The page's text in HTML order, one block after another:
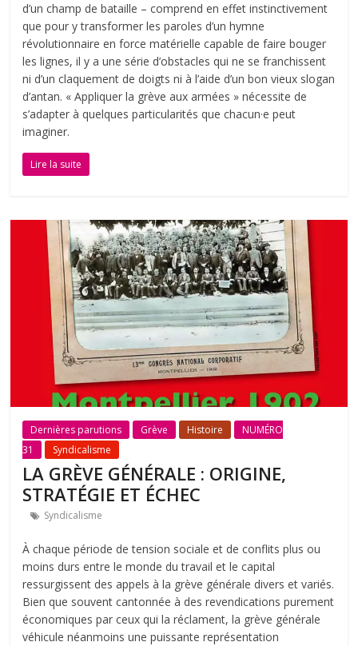
d’un champ de bataille – comprend en effet instinctivement
que pour y transformer les paroles d’un hymne
révolutionnaire en force matérielle capable de faire bouger
les lignes, il y a une série d’obstacles qui ne se franchissent
ni d’un claquement de doigts ni à l’aide d’un bon vieux slogan
d’antan. « Appliquer la grève aux armées » nécessite de
s’adapter à quelques particularités que chacun·e peut
imaginer.
Lire la suite
Dernières parutions Grève Histoire
NUMÉRO
31
Syndicalisme
LA GRÈVE GÉNÉRALE : ORIGINE,
STRATÉGIE ET ÉCHEC
Syndicalisme
À chaque période de tension sociale et de conflits plus ou
moins durs entre le monde du travail et le capital
ressurgissent des appels à la grève générale divers et variés.
Bien que souvent cantonnée à des revendications purement
économiques par ceux qui la réclament, la grève générale
véhicule néanmoins une puissante représentation